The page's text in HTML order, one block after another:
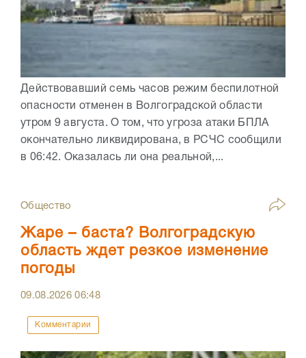
Действовавший семь часов режим беспилотной
опасности отменен в Волгоградской области
утром 9 августа. О том, что угроза атаки БПЛА
окончательно ликвидирована, в РСЧС сообщили
в 06:42. Оказалась ли она реальной,...
Общество
Жаре – баста? Волгоградскую
область ждет резкое изменение
погоды
09.08.202606:48
Комментарии